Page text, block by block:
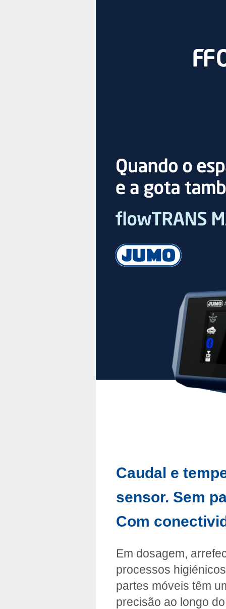
Caudal e
sensor. Sem
Com
Em dosagem,
processos
partes móveis têm
precisão ao longo